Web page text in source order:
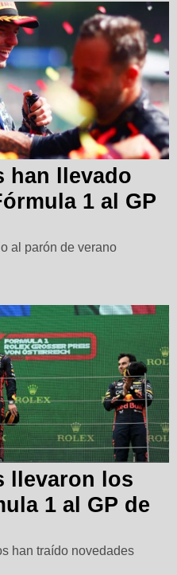
han llevado
1 al GP
al parón de verano
llevaron los
1 al GP de
han traído novedades